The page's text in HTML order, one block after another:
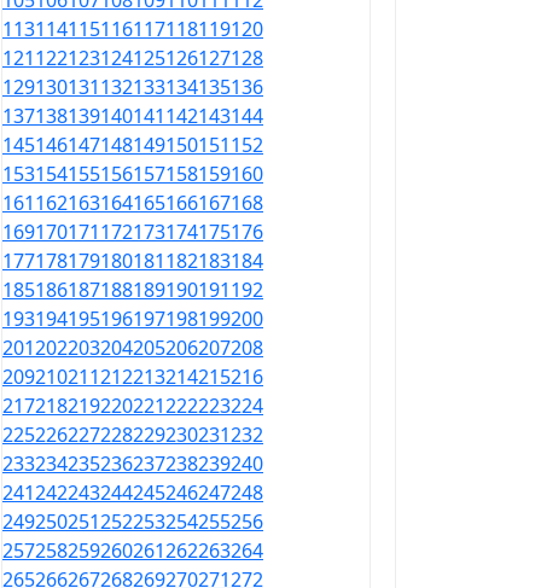
113114115116117118119120
121122123124125126127128
129130131132133134135136
137138139140141142143144
145146147148149150151152
153154155156157158159160
161162163164165166167168
169170171172173174175176
177178179180181182183184
185186187188189190191192
193194195196197198199200
201202203204205206207208
209210211212213214215216
217218219220221222223224
225226227228229230231232
233234235236237238239240
241242243244245246247248
249250251252253254255256
257258259260261262263264
265266267268269270271272